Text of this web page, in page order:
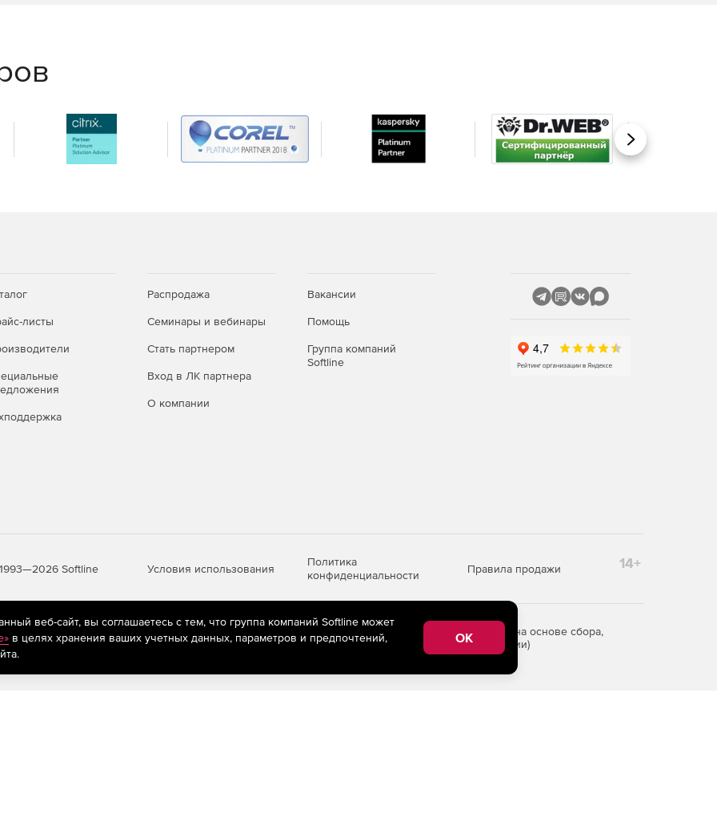
Вперед
листы
Распродажа
Семинары и вебинары
Стать партнером
Вход в ЛК партнера
О компании
Вакансии
Помощь
Группа компаний
Softline
Softline Условия использования
Политика
конфиденциальности
Правила продажи 14+
рекомендательные технологии
(информационные технологии предоставления информации на основе сбора,
пользователей сети «Интернет», находящихся на территории Российской Федерации)
веб-сайт, вы соглашаетесь с тем, что группа компаний Softline может
в целях хранения ваших учетных данных, параметров и предпочтений,
OK